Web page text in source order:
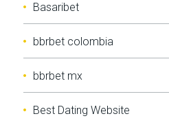
Basaribet
bbrbet colombia
bbrbet mx
Best Dating Website